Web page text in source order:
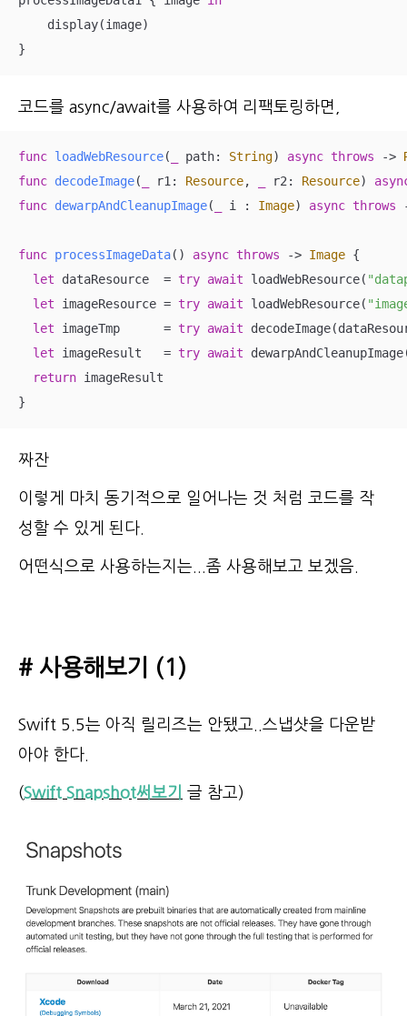
    display(image)
}
코드를 async/await를 사용하여 리팩토링하면,
func loadWebResource( path: String) async throws ->
func decodeImage( r1: Resource, r2: Resource)
func dewarpAndCleanupImage( i : Image) async throws
func processImageData() async throws -> Image {
let dataResource = try await loadWebResource(
let imageResource = try await loadWebResource(
let imageTmp = try await
let imageResult = try await
return imageResult
}
짜잔
이렇게 마치 동기적으로 일어나는 것 처럼 코드를 작
성할 수 있게 된다.
어떤식으로 사용하는지는...좀 사용해보고 보겠음.
# 사용해보기 (1)
Swift 5.5는 아직 릴리즈는 안됐고..스냅샷을 다운받
아야 한다.
(Swift Snapshot써보기 글 참고)